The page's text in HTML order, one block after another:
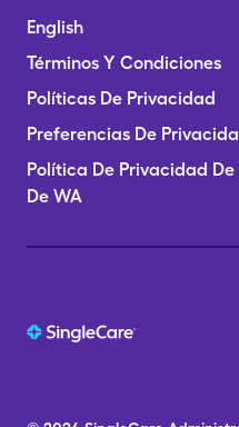
English
Términos Y Condiciones
Políticas De Privacidad
Preferencias De
Política De Privacidad
De WA